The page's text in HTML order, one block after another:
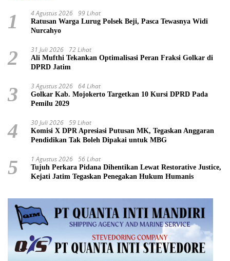
1 4 Agustus 2026 99 Lihat
Ratusan Warga Lurug Polsek Beji, Pasca Tewasnya Widi
Nurcahyo
2 31 Juli 2026 72 Lihat
Ali Mufthi Tekankan Optimalisasi Peran Fraksi Golkar di
DPRD Jatim
3 3 Agustus 2026 64 Lihat
Golkar Kab. Mojokerto Targetkan 10 Kursi DPRD Pada
Pemilu 2029
4 30 Juli 2026 59 Lihat
Komisi X DPR Apresiasi Putusan MK, Tegaskan Anggaran
Pendidikan Tak Boleh Dipakai untuk MBG
5 1 Agustus 2026 56 Lihat
Tujuh Perkara Pidana Dihentikan Lewat Restorative Justice,
Kejati Jatim Tegaskan Penegakan Hukum Humanis